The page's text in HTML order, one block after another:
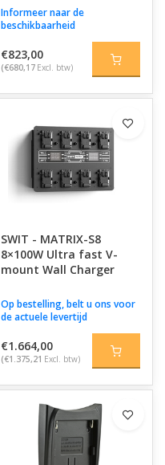
Informeer naar de
beschikbaarheid
€823,00
(€680,17 Excl. btw)
SWIT - MATRIX-S8
8×100W Ultra fast V-
mount Wall Charger
Op bestelling, belt u ons voor
de actuele levertijd
€1.664,00
(€1.375,21 Excl. btw)